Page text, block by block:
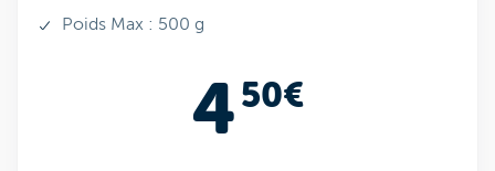
Poids Max : 500 g
450€